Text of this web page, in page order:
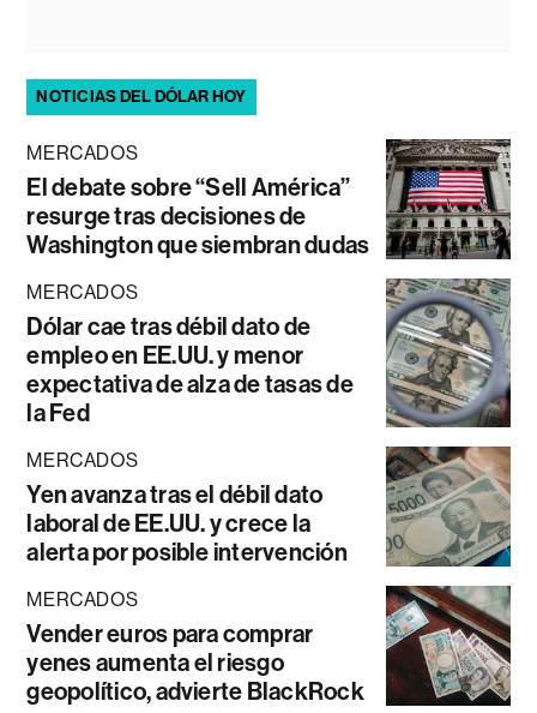
NOTICIAS DEL DÓLAR HOY
MERCADOS
El debate sobre “Sell América”
resurge tras decisiones de
Washington que siembran dudas
MERCADOS
Dólar cae tras débil dato de
empleo en EE.UU. y menor
expectativa de alza de tasas de
la Fed
MERCADOS
Yen avanza tras el débil dato
laboral de EE.UU. y crece la
alerta por posible intervención
MERCADOS
Vender euros para comprar
yenes aumenta el riesgo
geopolítico, advierte BlackRock